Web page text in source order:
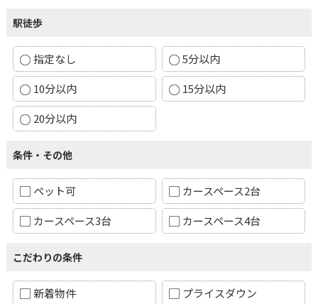
駅徒歩
指定なし
5分以内
10分以内
15分以内
20分以内
条件・その他
ペット可
カースペース2台
カースペース3台
カースペース4台
こだわりの条件
新着物件
プライスダウン